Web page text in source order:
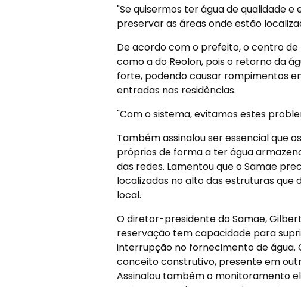
"Se quisermos ter água de qualidade
preservar as áreas onde estão
De acordo com o prefeito, o centro
como a do Reolon, pois o retorno da
forte, podendo causar rompimentos
entradas nas residências.
"Com o sistema, evitamos estes
Também assinalou ser essencial que
próprios de forma a ter água
das redes. Lamentou que o Samae
localizadas no alto das estruturas
local.
O diretor-presidente do Samae,
reservação tem capacidade para
interrupção no fornecimento de água.
conceito construtivo, presente em
Assinalou também o monitoramento